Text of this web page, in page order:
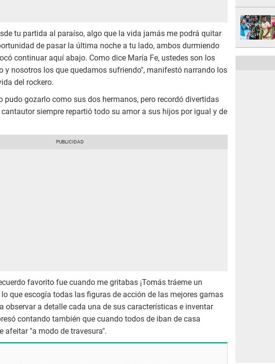
tu partida al paraíso, algo que la vida jamás me podrá quitar
de pasar la última noche a tu lado, ambos durmiendo
continuar aquí abajo. Como dice María Fe, ustedes son los
y nosotros los que quedamos sufriendo", manifestó narrando los
del rockero.
pudo gozarlo como sus dos hermanos, pero recordó divertidas
siempre repartió todo su amor a sus hijos por igual y de
favorito fue cuando me gritabas ¡Tomás tráeme un
que escogía todas las figuras de acción de las mejores gamas
observar a detalle cada una de sus características e inventar
contando también que cuando todos de iban de casa
afeitar "a modo de travesura".